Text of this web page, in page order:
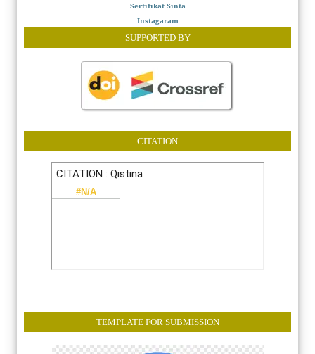
Sertifikat Sinta
Instagaram
SUPPORTED BY
CITATION
TEMPLATE FOR SUBMISSION